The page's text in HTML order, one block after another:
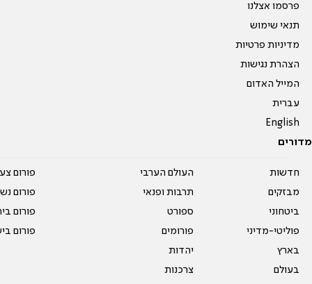
פרסמו אצלנו
תנאי שימוש
מדיניות פרטיות
הצהרת נגישות
המייל האדום
עברית
English
מדורים
חדשות
מבזקים
ביטחוני
פוליטי-מדיני
בארץ
בעולם
העולם הערבי
תרבות ופנאי
ספורט
פורומים
יהדות
צרכנות
פורום
פורום
פורום
פורום